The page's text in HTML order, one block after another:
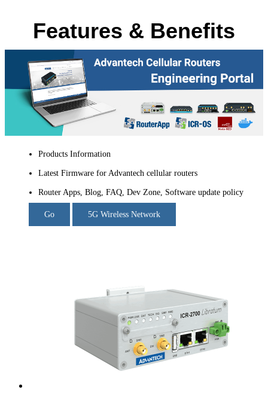
Features & Benefits
Products Information
Latest Firmware for Advantech cellular routers
Router Apps, Blog, FAQ, Dev Zone, Software update policy
Go 5G Wireless Network